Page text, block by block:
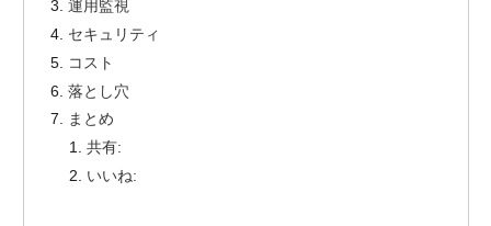
運用監視
セキュリティ
コスト
落とし穴
まとめ
共有:
いいね: